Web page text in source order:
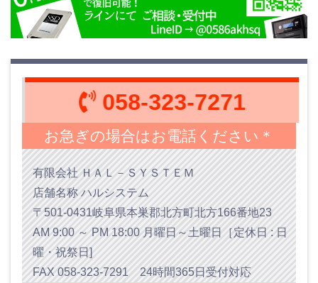
058-323-7271
お急ぎの場合はお電話ください＊
有限会社 ＨＡＬ－ＳＹＳＴＥＭ
店舗名称 ハルシステム
〒501-0431岐阜県本巣郡北方町北方166番地23
AM 9:00 ～ PM 18:00 月曜日～土曜日［定休日 : 日
曜・祝祭日]
FAX 058-323-7291 24時間365日受付対応